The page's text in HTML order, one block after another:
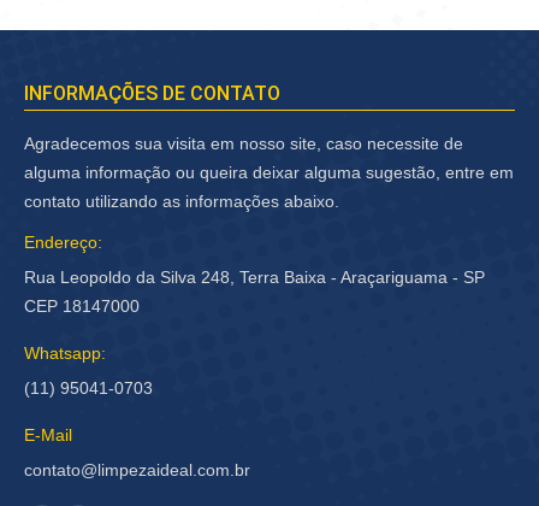
INFORMAÇÕES DE CONTATO
Agradecemos sua visita em nosso site, caso necessite de
alguma informação ou queira deixar alguma sugestão, entre em
contato utilizando as informações abaixo.
Endereço:
Rua Leopoldo da Silva 248, Terra Baixa - Araçariguama - SP
CEP 18147000
Whatsapp:
(11) 95041-0703
E-Mail
contato@limpezaideal.com.br